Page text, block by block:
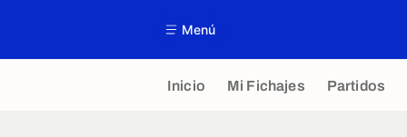
Menú
Inicio Mi Fichajes Partidos